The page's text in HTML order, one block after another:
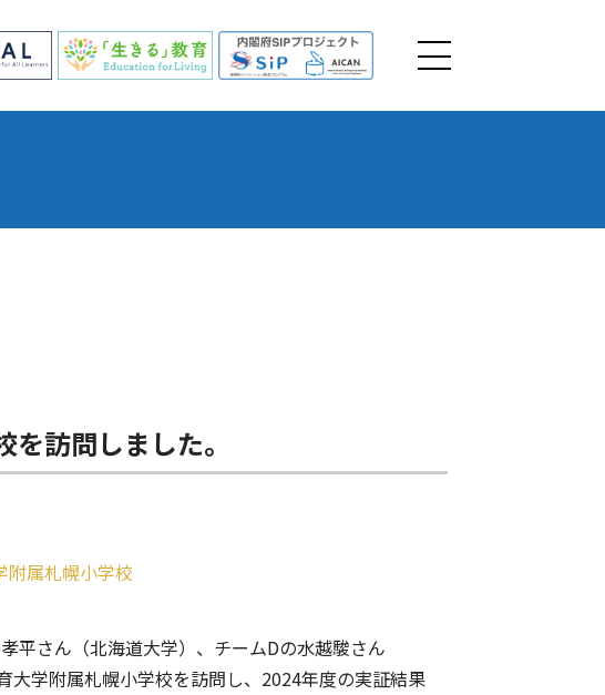
訪問しました。
附属札幌小学校
平さん（北海道大学）、チームDの水越駿さん
大学附属札幌小学校を訪問し、2024年度の実証結果